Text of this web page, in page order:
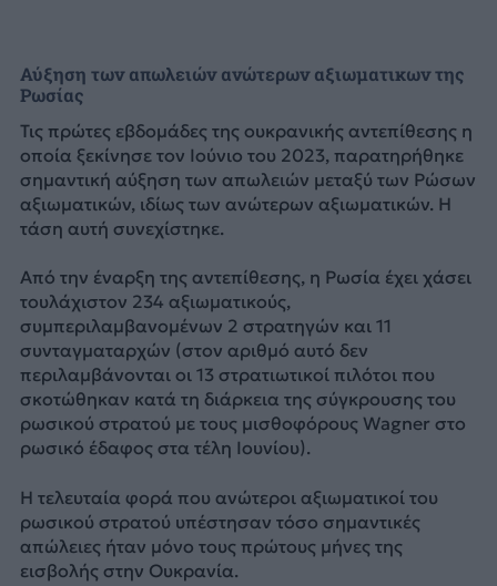
Αύξηση των απωλειών ανώτερων αξιωματικων της
Ρωσίας
Τις πρώτες εβδομάδες της ουκρανικής αντεπίθεσης η
οποία ξεκίνησε τον Ιούνιο του 2023, παρατηρήθηκε
σημαντική αύξηση των απωλειών μεταξύ των Ρώσων
αξιωματικών, ιδίως των ανώτερων αξιωματικών. Η
τάση αυτή συνεχίστηκε.
Από την έναρξη της αντεπίθεσης, η Ρωσία έχει χάσει
τουλάχιστον 234 αξιωματικούς,
συμπεριλαμβανομένων 2 στρατηγών και 11
συνταγματαρχών (στον αριθμό αυτό δεν
περιλαμβάνονται οι 13 στρατιωτικοί πιλότοι που
σκοτώθηκαν κατά τη διάρκεια της σύγκρουσης του
ρωσικού στρατού με τους μισθοφόρους Wagner στο
ρωσικό έδαφος στα τέλη Ιουνίου).
Η τελευταία φορά που ανώτεροι αξιωματικοί του
ρωσικού στρατού υπέστησαν τόσο σημαντικές
απώλειες ήταν μόνο τους πρώτους μήνες της
εισβολής στην Ουκρανία.